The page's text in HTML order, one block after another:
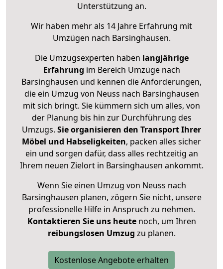
Unterstützung an.
Wir haben mehr als 14 Jahre Erfahrung mit
Umzügen nach Barsinghausen.
Die Umzugsexperten haben langjährige
Erfahrung im Bereich Umzüge nach
Barsinghausen und kennen die Anforderungen,
die ein Umzug von Neuss nach Barsinghausen
mit sich bringt. Sie kümmern sich um alles, von
der Planung bis hin zur Durchführung des
Umzugs. Sie organisieren den Transport Ihrer
Möbel und Habseligkeiten, packen alles sicher
ein und sorgen dafür, dass alles rechtzeitig an
Ihrem neuen Zielort in Barsinghausen ankommt.
Wenn Sie einen Umzug von Neuss nach
Barsinghausen planen, zögern Sie nicht, unsere
professionelle Hilfe in Anspruch zu nehmen.
Kontaktieren Sie uns heutenoch, um Ihren
reibungslosen Umzug zu planen.
Kostenlose Angebote erhalten